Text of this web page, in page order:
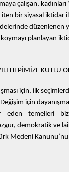
çalışan,
iten bir siyasal
düzenlenen
planlayan
HEPİMİZE KUTLU
için, ilk
için
temelleri
demokratik ve
Medeni